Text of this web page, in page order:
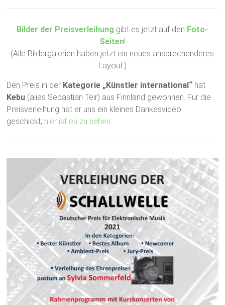
Bilder der Preisverleihung gibt es jetzt auf den Foto-
Seiten!
(Alle Bildergalerien haben jetzt ein neues ansprechenderes
Layout.)
Den Preis in der Kategorie „Künstler international“ hat
Kebu (alias Sebastian Teir) aus Finnland gewonnen. Für die
Preisverleihung hat er uns ein kleines Dankesvideo
geschickt; hier ist es zu sehen.